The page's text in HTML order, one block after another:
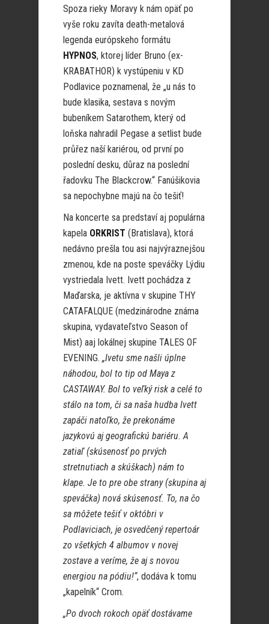
Spoza rieky Moravy k nám opäť po
vyše roku zavíta death-metalová
legenda európskeho formátu
HYPNOS, ktorej líder Bruno (ex-
KRABATHOR) k vystúpeniu v KD
Podlavice poznamenal, že „u nás to
bude klasika, sestava s novým
bubeníkem Satarothem, který od
loňska nahradil Pegase a setlist bude
průřez naší kariérou, od první po
poslední desku, důraz na poslední
řadovku The Blackcrow.“ Fanúšikovia
sa nepochybne majú na čo tešiť!
Na koncerte sa predstaví aj populárna
kapela ORKRIST (Bratislava), ktorá
nedávno prešla tou asi najvýraznejšou
zmenou, kde na poste speváčky Lýdiu
vystriedala Ivett. Ivett pochádza z
Maďarska, je aktívna v skupine THY
CATAFALQUE (medzinárodne známa
skupina, vydavateľstvo Season of
Mist) aaj lokálnej skupine TALES OF
EVENING. „Ivetu sme našli úplne
náhodou, bol to tip od Maya z
CASTAWAY. Bol to veľký risk a celé to
stálo na tom, či sa naša hudba Ivett
zapáči natoľko, že prekonáme
jazykovú aj geografickú bariéru. A
zatiaľ (skúsenosť po prvých
stretnutiach a skúškach) nám to
klape. Je to pre obe strany (skupina aj
speváčka) nová skúsenosť. To, na čo
sa môžete tešiť v októbri v
Podlaviciach, je osvedčený repertoár
zo všetkých 4 albumov v novej
zostave a veríme, že aj s novou
energiou na pódiu!“, dodáva k tomu
„kapelník“ Crom.
„Po dvoch rokoch opäť dostávame